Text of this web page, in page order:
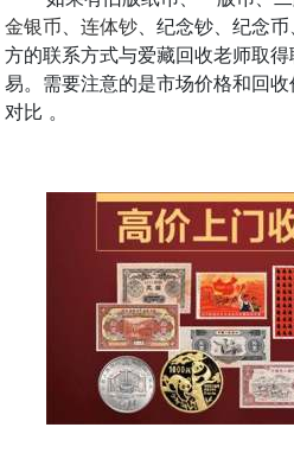
金银币
连体钞 、纪念钞、纪念币
方的联系方式与爱藏回收老师取
易。需要注意的是市场价格和回
对比 。